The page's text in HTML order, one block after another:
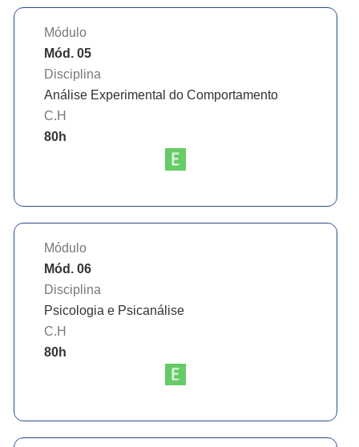
Módulo
Mód. 05
Disciplina
Análise Experimental do Comportamento
C.H
80h
Módulo
Mód. 06
Disciplina
Psicologia e Psicanálise
C.H
80h